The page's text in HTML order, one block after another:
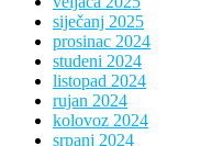
siječanj 2025
prosinac 2024
studeni 2024
listopad 2024
rujan 2024
kolovoz 2024
srpanj 2024